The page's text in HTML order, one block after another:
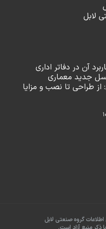
لابل
آن در دفاتر اداری
جدید معماری
طراحی تا نصب و مزایا
گروه صنعتی لابل